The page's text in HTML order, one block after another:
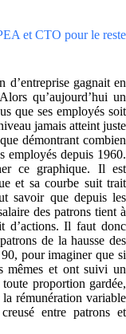
et CTO pour le reste
d’entreprise gagnait en
qu’aujourd’hui un
que ses employés soit
jamais atteint juste
démontrant combien
employés depuis 1960.
ce graphique. Il est
et sa courbe suit trait
savoir que depuis les
des patrons tient à
d’actions. Il faut donc
de la hausse des
pour imaginer que si
mêmes et ont suivi un
proportion gardée,
rémunération variable
entre patrons et